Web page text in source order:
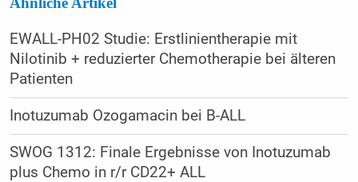
EWALL-PH02 Studie: Erstlinientherapie mit
Nilotinib + reduzierter Chemotherapie bei älteren
Patienten
Inotuzumab Ozogamacin bei B-ALL
SWOG 1312: Finale Ergebnisse von Inotuzumab
plus Chemo in r/r CD22+ ALL